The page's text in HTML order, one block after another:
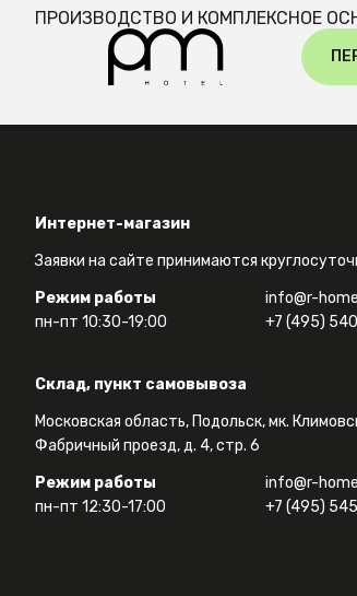
ПРОИЗВОДСТВО И КОМПЛЕКСНОЕ
Интернет-магазин
Заявки на сайте принимаются
Режим работы
пн-пт 10:30-19:00
info@r-
+7 (495)
Склад, пункт самовывоза
Московская область, Подольск, мк.
Фабричный проезд, д. 4, стр. 6
Режим работы
пн-пт 12:30-17:00
info@r-
+7 (495)